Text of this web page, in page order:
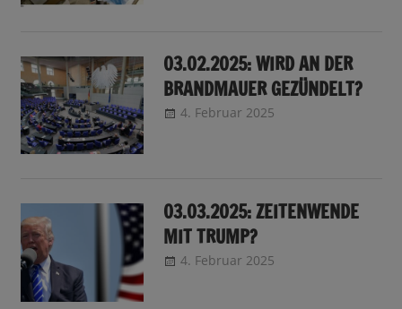
03.02.2025: WIRD AN DER
BRANDMAUER GEZÜNDELT?
4. Februar 2025
03.03.2025: ZEITENWENDE
MIT TRUMP?
4. Februar 2025